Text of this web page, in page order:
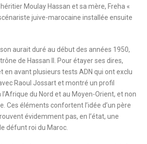
Moulay Hassan et sa mère, Freha «
juive-marocaine installée ensuite
aurait duré au début des années 1950,
de Hassan II. Pour étayer ses dires,
en avant plusieurs tests ADN qui ont exclu
Raoul Jossart et montré un profil
du Nord et au Moyen-Orient, et non
Ces éléments confortent l’idée d’un père
évidemment pas, en l’état, une
défunt roi du Maroc.